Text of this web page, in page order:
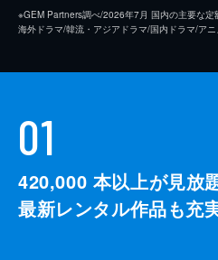
※GEM Partners調べ/2026年7⽉ 国内の主要な
海外ドラマ/韓流・アジアドラマ/国内ドラマ/アニ
01
420,000 本以上が見放
最新レンタル作品も充実